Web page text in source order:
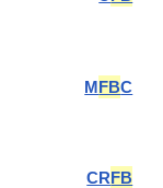
MFBC
CRFB